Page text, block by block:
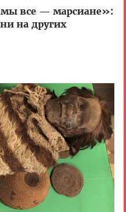
мы все — марсиане»:
на других